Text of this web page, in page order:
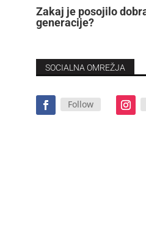
Zakaj je posojilo
generacije?
SOCIALNA OMREŽJA
Follow